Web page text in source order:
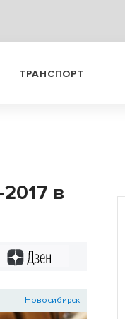
ТРАНСПОРТ
в
Новосибирск